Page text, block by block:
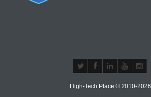
High-Tech Place © 2010-2026